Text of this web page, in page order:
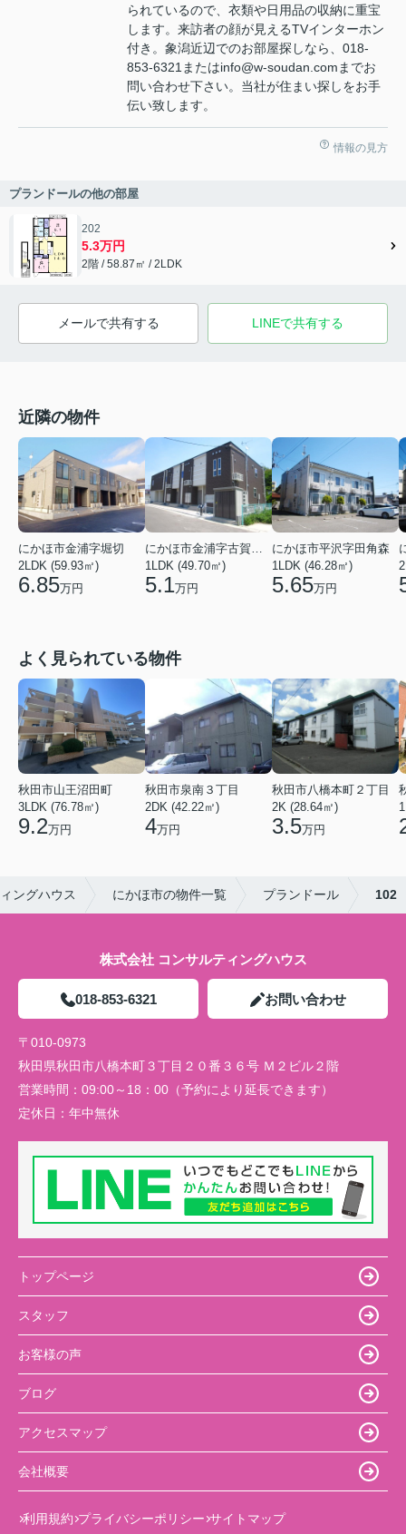
られているので、衣類や日用品の収納に重宝
します。来訪者の顔が見えるTVインターホン
付き。象潟近辺でのお部屋探しなら、018-
853-6321またはinfo@w-soudan.comまでお
問い合わせ下さい。当社が住まい探しをお手
伝い致します。
情報の見方
プランドールの他の部屋
202
5.3万円
2階 / 58.87㎡ / 2LDK
メールで共有する LINEで共有する
近隣の物件
にかほ市金浦字堀切
2LDK (59.93㎡)
6.85万円
にかほ市金浦字古賀の田
1LDK (49.70㎡)
5.1万円
にかほ市平沢字田角森
1LDK (46.28㎡)
5.65万円
よく見られている物件
秋田市山王沼田町
3LDK (76.78㎡)
9.2万円
秋田市泉南３丁目
2DK (42.22㎡)
4万円
秋田市八橋本町２丁目
2K (28.64㎡)
3.5万円
ングハウス にかほ市の物件一覧 プランドール 102
株式会社 コンサルティングハウス
018-853-6321 お問い合わせ
〒010-0973
秋田県秋田市八橋本町３丁目２０番３６号 Ｍ２ビル２階
営業時間： 09:00～18：00（予約により延長できます）
定休日： 年中無休
トップページ
スタッフ
お客様の声
ブログ
アクセスマップ
会社概要
利用規約 プライバシーポリシー サイトマップ